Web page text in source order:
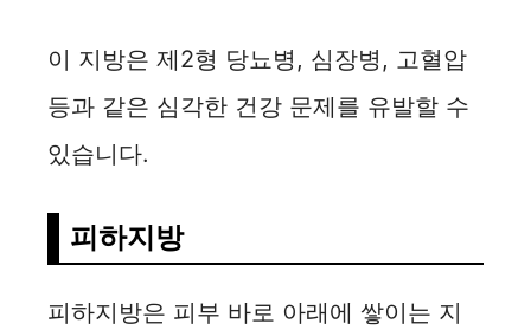
이 지방은 제2형 당뇨병, 심장병, 고혈압
등과 같은 심각한 건강 문제를 유발할 수
있습니다.
피하지방
피하지방은 피부 바로 아래에 쌓이는 지